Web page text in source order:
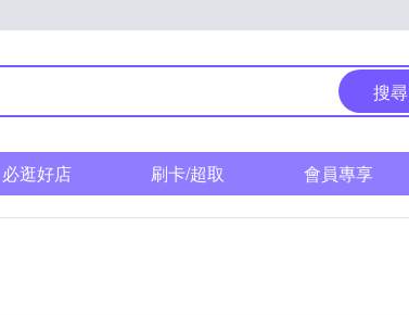
搜尋
必逛好店 刷卡/超取 會員專享